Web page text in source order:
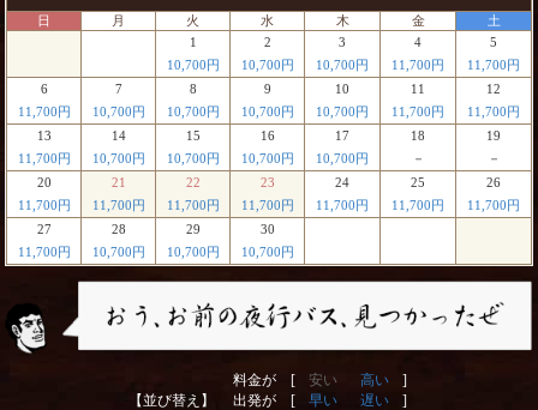
日 月 火 水 木 金
土
1
10,700円
2
10,700円
3
10,700円
4
11,700円
5
11,700円
6
11,700円
7
10,700円
8
10,700円
9
10,700円
10
10,700円
11
11,700円
12
11,700円
13
11,700円
14
10,700円
15
10,700円
16
10,700円
17
10,700円
18
－
19
－
20
11,700円
21
11,700円
22
11,700円
23
11,700円
24
11,700円
25
11,700円
26
11,700円
27
11,700円
28
10,700円
29
10,700円
30
10,700円
【並び替え】
料金が [ 安い 高い
]
出発が [
早い 遅い
]